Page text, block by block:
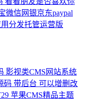
微信网银京东paypal
分发托管运营版
影视类CMS网站系统
码 带后台 可以增删改
苹果CMS精品主题